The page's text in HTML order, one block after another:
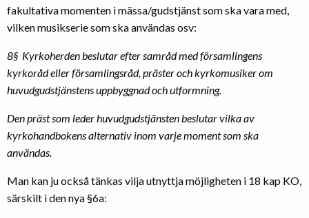
fakultativa momenten i mässa/gudstjänst som ska vara med,
vilken musikserie som ska användas osv:
8§ Kyrkoherden beslutar efter samråd med församlingens
kyrkoråd eller församlingsråd, präster och kyrkomusiker om
huvudgudstjänstens uppbyggnad och utformning.
Den präst som leder huvudgudstjänsten beslutar vilka av
kyrkohandbokens alternativ inom varje moment som ska
användas.
Man kan ju också tänkas vilja utnyttja möjligheten i 18 kap KO,
särskilt i den nya §6a: